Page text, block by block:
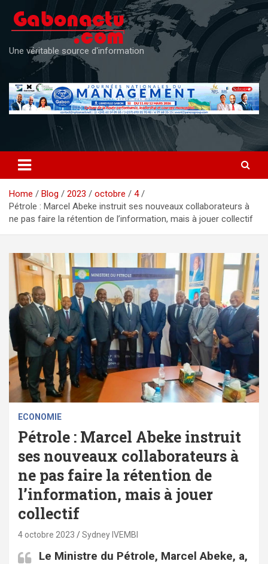
content
Une véritable source d'information
Home Blog 2023 octobre
4
Pétrole : Marcel Abeke instruit ses nouveaux collaborateurs à
ne pas faire la rétention de l’information, mais à jouer collectif
ECONOMIE
Pétrole : Marcel Abeke instruit
ses nouveaux collaborateurs à
ne pas faire la rétention de
l’information, mais à jouer
collectif
4 octobre 2023 Sydney IVEMBI
Le Ministre du Pétrole, Marcel Abeke, a,